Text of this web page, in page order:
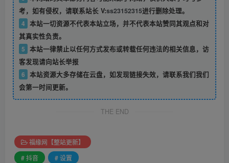
考，如有侵权，请联系站长 V:ss23152315进行删除处理。
4 本站一切资源不代表本站立场，并不代表本站赞同其观点和对
其真实性负责。
5 本站一律禁止以任何方式发布或转载任何违法的相关信息，访
客发现请向站长举报
6 本站资源大多存储在云盘，如发现链接失效，请联系我们我们
会第一时间更新。
THE END
福缘网【整站更新】
# 抖音
# 设置